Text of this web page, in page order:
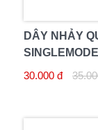
DÂY NHẢY
SC/UPC 2M
30.000 đ